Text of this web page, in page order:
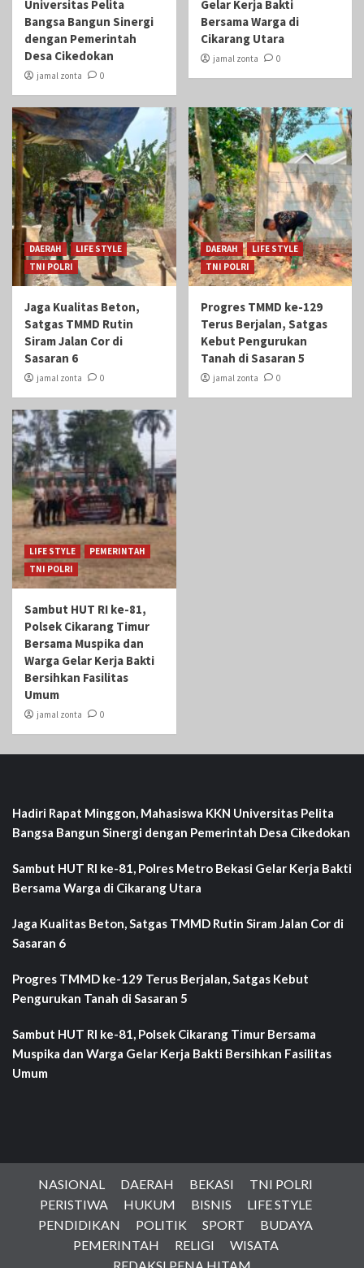
Universitas Pelita
Bangsa Bangun Sinergi
dengan Pemerintah
Desa Cikedokan
jamal zonta 0
Gelar Kerja Bakti
Bersama Warga di
Cikarang Utara
jamal zonta 0
DAERAH
LIFE STYLE
TNI POLRI
Jaga Kualitas Beton,
Satgas TMMD Rutin
Siram Jalan Cor di
Sasaran 6
jamal zonta 0
DAERAH
LIFE STYLE
TNI POLRI
Progres TMMD ke-129
Terus Berjalan, Satgas
Kebut Pengurukan
Tanah di Sasaran 5
jamal zonta 0
LIFE STYLE
PEMERINTAH
TNI POLRI
Sambut HUT RI ke-81,
Polsek Cikarang Timur
Bersama Muspika dan
Warga Gelar Kerja Bakti
Bersihkan Fasilitas
Umum
jamal zonta 0
Hadiri Rapat Minggon, Mahasiswa KKN Universitas Pelita
Bangsa Bangun Sinergi dengan Pemerintah Desa Cikedokan
Sambut HUT RI ke-81, Polres Metro Bekasi Gelar Kerja Bakti
Bersama Warga di Cikarang Utara
Jaga Kualitas Beton, Satgas TMMD Rutin Siram Jalan Cor di
Sasaran 6
Progres TMMD ke-129 Terus Berjalan, Satgas Kebut
Pengurukan Tanah di Sasaran 5
Sambut HUT RI ke-81, Polsek Cikarang Timur Bersama
Muspika dan Warga Gelar Kerja Bakti Bersihkan Fasilitas
Umum
NASIONAL DAERAH BEKASI
TNI POLRI
PERISTIWA
HUKUM BISNIS
LIFE STYLE
PENDIDIKAN
POLITIK SPORT
BUDAYA
PEMERINTAH
RELIGI
WISATA